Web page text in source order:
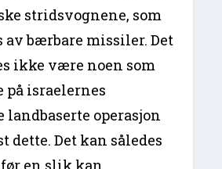
stridsvognene, som
av bærbare missiler. Det
ikke være noen som
israelernes
landbaserte operasjon
dette. Det kan således
en slik kan